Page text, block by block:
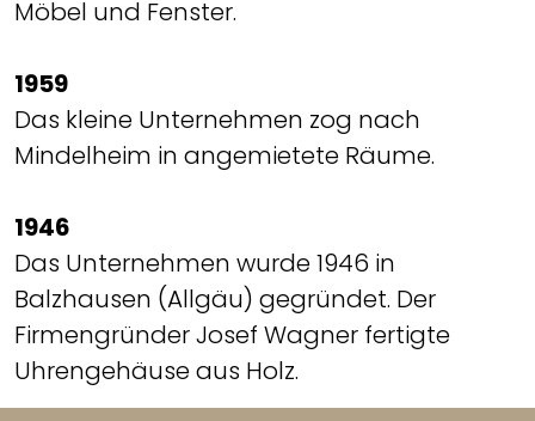
Möbel und Fenster.
1959
Das kleine Unternehmen zog nach
Mindelheim in angemietete Räume.
1946
Das Unternehmen wurde 1946 in
Balzhausen (Allgäu) gegründet. Der
Firmengründer Josef Wagner fertigte
Uhrengehäuse aus Holz.